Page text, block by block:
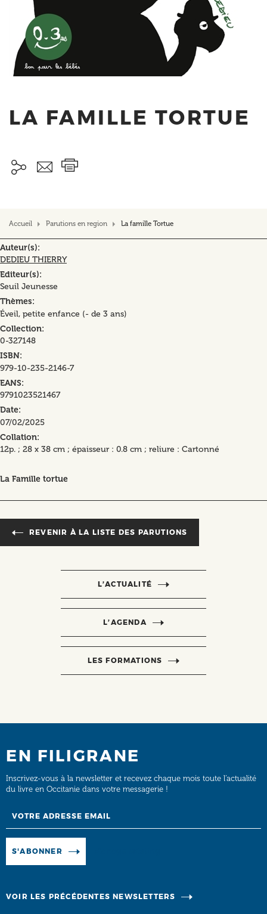
LA FAMILLE TORTUE
Accueil Parutions en region La famille Tortue
Auteur(s)
DEDIEU THIERRY
Editeur(s)
Seuil Jeunesse
Thèmes
Éveil, petite enfance (- de 3 ans)
Collection
0-327148
ISBN
979-10-235-2146-7
EANS
9791023521467
Date
07/02/2025
Collation
12p. ; 28 x 38 cm ; épaisseur : 0.8 cm ; reliure : Cartonné
La Famille tortue
REVENIR À LA LISTE DES PARUTIONS
L’ACTUALITÉ
L’AGENDA
LES FORMATIONS
EN FILIGRANE
Inscrivez-vous à la newsletter et recevez chaque mois toute l’actualité
du livre en Occitanie dans votre messagerie !
S'ABONNER
VOIR LES PRÉCÉDENTES NEWSLETTERS